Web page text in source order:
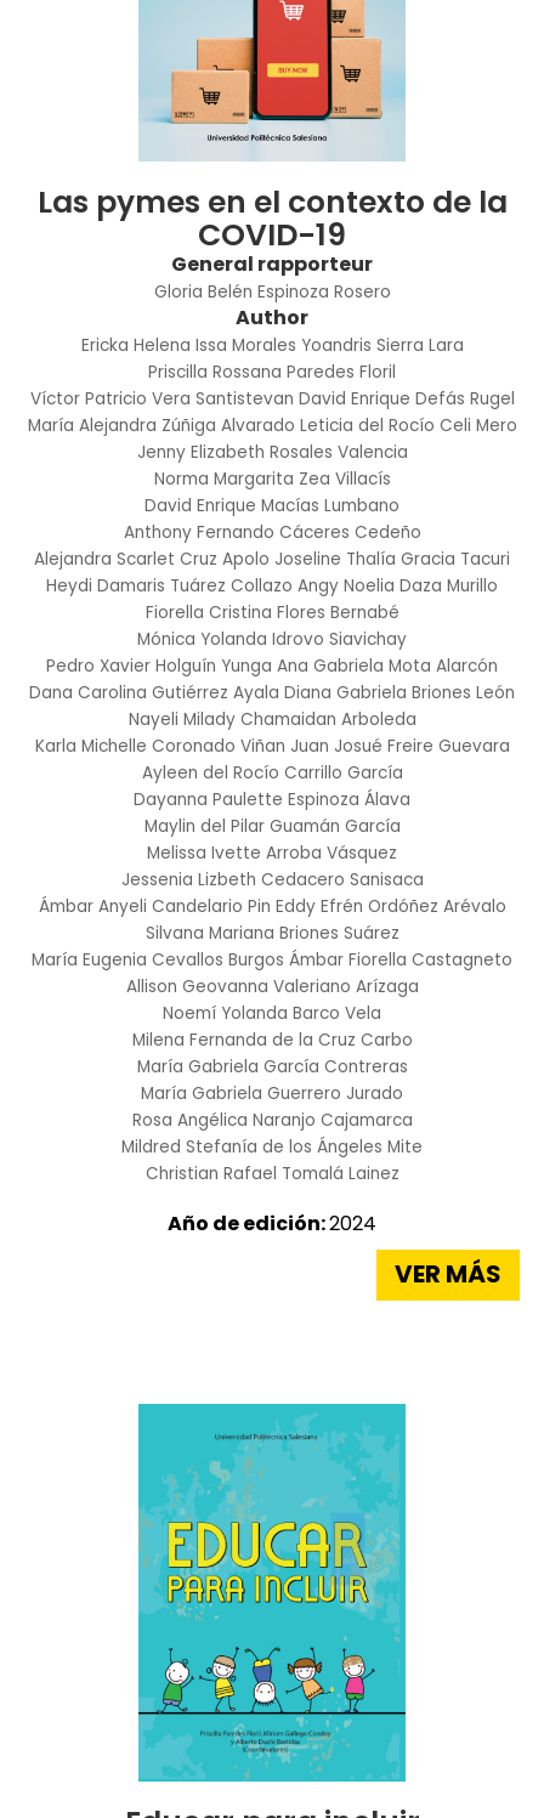
Las pymes en el contexto de la
COVID-19
General rapporteur
Gloria Belén Espinoza Rosero
Author
Ericka Helena Issa Morales Yoandris Sierra Lara
Priscilla Rossana Paredes Floril
Víctor Patricio Vera Santistevan David Enrique Defás Rugel
María Alejandra Zúñiga Alvarado Leticia del Rocío Celi Mero
Jenny Elizabeth Rosales Valencia
Norma Margarita Zea Villacís
David Enrique Macías Lumbano
Anthony Fernando Cáceres Cedeño
Alejandra Scarlet Cruz Apolo Joseline Thalía Gracia Tacuri
Heydi Damaris Tuárez Collazo Angy Noelia Daza Murillo
Fiorella Cristina Flores Bernabé
Mónica Yolanda Idrovo Siavichay
Pedro Xavier Holguín Yunga Ana Gabriela Mota Alarcón
Dana Carolina Gutiérrez Ayala Diana Gabriela Briones León
Nayeli Milady Chamaidan Arboleda
Karla Michelle Coronado Viñan Juan Josué Freire Guevara
Ayleen del Rocío Carrillo García
Dayanna Paulette Espinoza Álava
Maylin del Pilar Guamán García
Melissa Ivette Arroba Vásquez
Jessenia Lizbeth Cedacero Sanisaca
Ámbar Anyeli Candelario Pin Eddy Efrén Ordóñez Arévalo
Silvana Mariana Briones Suárez
María Eugenia Cevallos Burgos Ámbar Fiorella Castagneto
Allison Geovanna Valeriano Arízaga
Noemí Yolanda Barco Vela
Milena Fernanda de la Cruz Carbo
María Gabriela García Contreras
María Gabriela Guerrero Jurado
Rosa Angélica Naranjo Cajamarca
Mildred Stefanía de los Ángeles Mite
Christian Rafael Tomalá Lainez
Año de edición:2024
VER MÁS